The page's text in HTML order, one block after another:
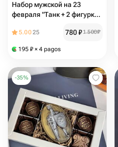
Набор мужской на 23
февраля "Танк + 2 фигурки:
праздник из премиального
5.0025 780₽1 500₽
195 ₽ × 4 pagos
-35%